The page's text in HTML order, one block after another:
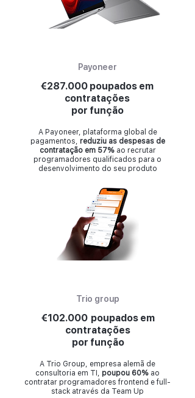
Payoneer
€287.000 poupados em
contratações
por função
A Payoneer, plataforma global de
pagamentos, reduziu as despesas de
contratação em 57%ao recrutar
programadores qualificados para o
desenvolvimento do seu produto
Trio group
€102.000 poupados em
contratações
por função
A Trio Group, empresa alemã de
consultoria em TI, poupou 60% ao
contratar programadores frontend e full-
stack através da Team Up